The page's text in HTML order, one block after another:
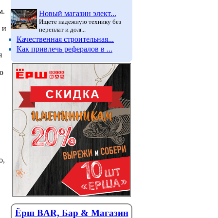
и
Новый магазин элект...
Ищете надежную технику без
переплат и долг...
Качественная строительная...
Как привлечь рефералов в ...
Ёрш BAR, Бар & Магазин